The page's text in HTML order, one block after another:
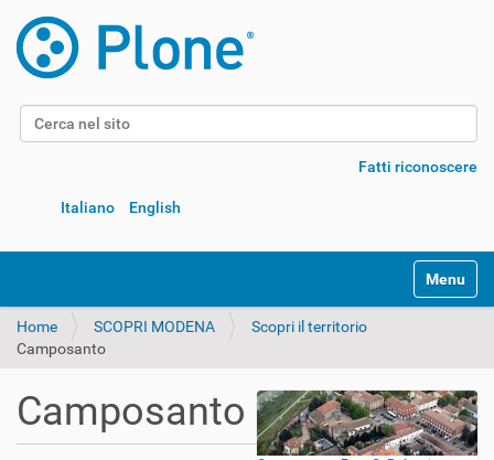
Cerca nel sito
Fatti riconoscere
Italiano English
Alterna
Home SCOPRI MODENA
Scopri il territorio
Camposanto
Camposanto